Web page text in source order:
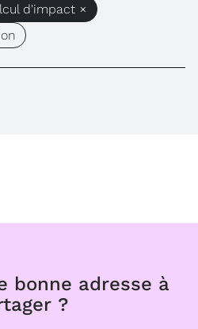
d'impact ×
bonne adresse à
?